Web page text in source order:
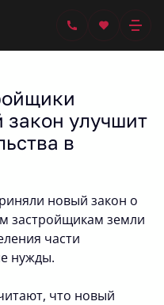
закон улучшит
в
новый закон о
застройщикам земли
части
нужды.
что новый